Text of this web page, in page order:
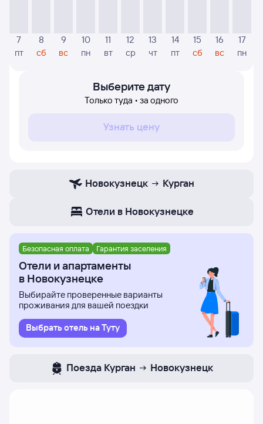
Если никто не искал авиабилетов по маршруту
Курган — Новокузнецк, то цены могут отсутствовать
частично или полностью. В этом случае заполните
7
пт
8
сб
9
вс
10
пн
11
вт
12
ср
13
чт
14
пт
15
сб
16
вс
17
пн
Выберите дату
Только туда • за одного
Узнать цену
Новокузнецк Курган
Отели в Новокузнецке
Безопасная оплата Гарантия заселения
Отели и апартаменты
в Новокузнецке
Выбирайте проверенные варианты
проживания для вашей поездки
Выбрать отель на Туту
Поезда Курган Новокузнецк